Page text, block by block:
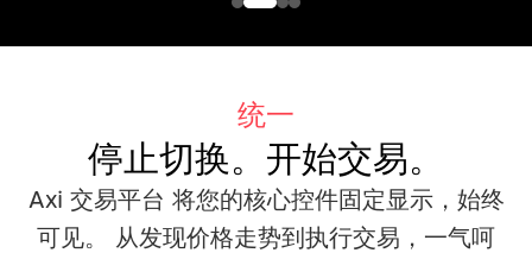
统一
停止切换。开始交易。
Axi 交易平台 将您的核心控件固定显示，始终
可见。
从发现价格走势到执行交易，一气呵